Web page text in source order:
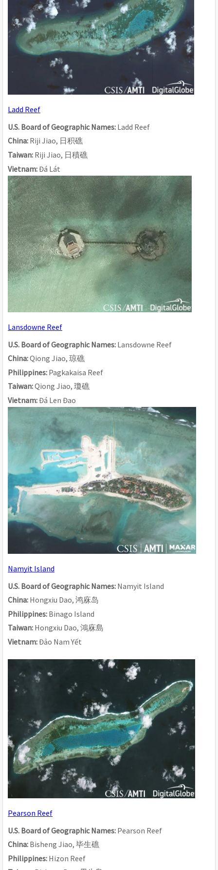
Ladd Reef
U.S. Board of Geographic Names: Ladd Reef
China: Riji Jiao, 日 积礁
Taiwan: Riji Jiao, 日積礁
Vietnam: Đá Lát
Lansdowne Reef
U.S. Board of Geographic Names: Lansdowne Reef
China: Qiong Jiao, 琼礁
Philippines: Pagkakaisa Reef
Taiwan: Qiong Jiao, 瓊礁
Vietnam: Đá Len Đao
Namyit Island
U.S. Board of Geographic Names: Namyit Island
China: Hongxiu Dao, 鸿庥岛
Philippines: Binago Island
Taiwan: Hongxiu Dao, 鴻庥島
Vietnam: Đảo Nam Yết
Pearson Reef
U.S. Board of Geographic Names: Pearson Reef
China: Bisheng Jiao, 毕生礁
Philippines: Hizon Reef